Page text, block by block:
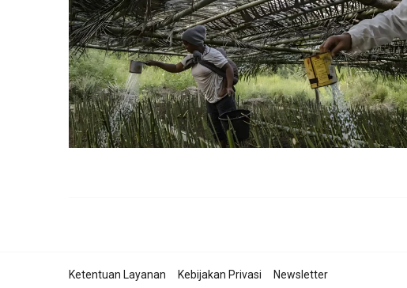
Ketentuan Layanan Kebijakan Privasi Newsletter